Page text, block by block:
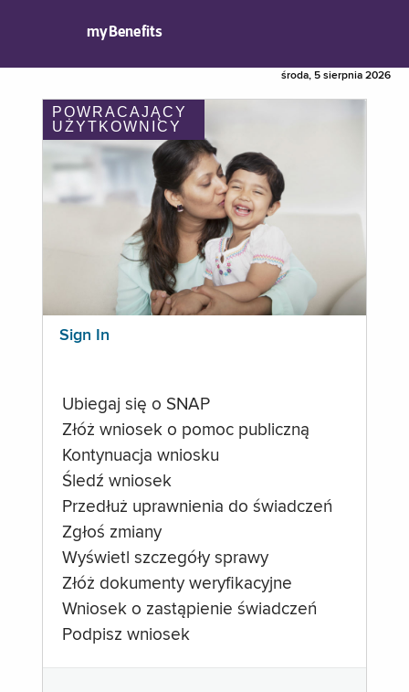
myBenefits
środa, 5 sierpnia 2026
POWRACAJĄCY
UŻYTKOWNICY
Sign In
Ubiegaj się o SNAP
Złóż wniosek o pomoc publiczną
Kontynuacja wniosku
Śledź wniosek
Przedłuż uprawnienia do świadczeń
Zgłoś zmiany
Wyświetl szczegóły sprawy
Złóż dokumenty weryfikacyjne
Wniosek o zastąpienie świadczeń
Podpisz wniosek